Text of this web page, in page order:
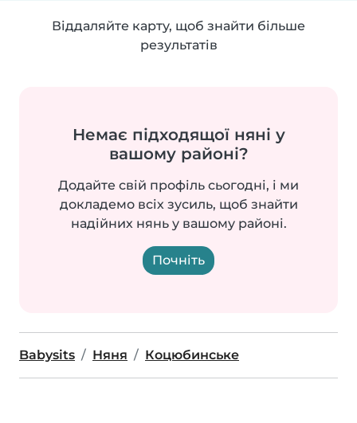
Віддаляйте карту, щоб знайти більше
результатів
Немає підходящої няні у
вашому районі?
Додайте свій профіль сьогодні, і ми
докладемо всіх зусиль, щоб знайти
надійних нянь у вашому районі.
Почніть
Babysits Няня Коцюбинське